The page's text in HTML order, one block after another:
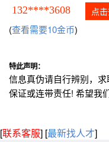
132****3608 点
(查看需要10金币)
特此声明：
信息真伪请自行辨别，
保证或连带责任! 希望我
[联系客服] [最新找人才]